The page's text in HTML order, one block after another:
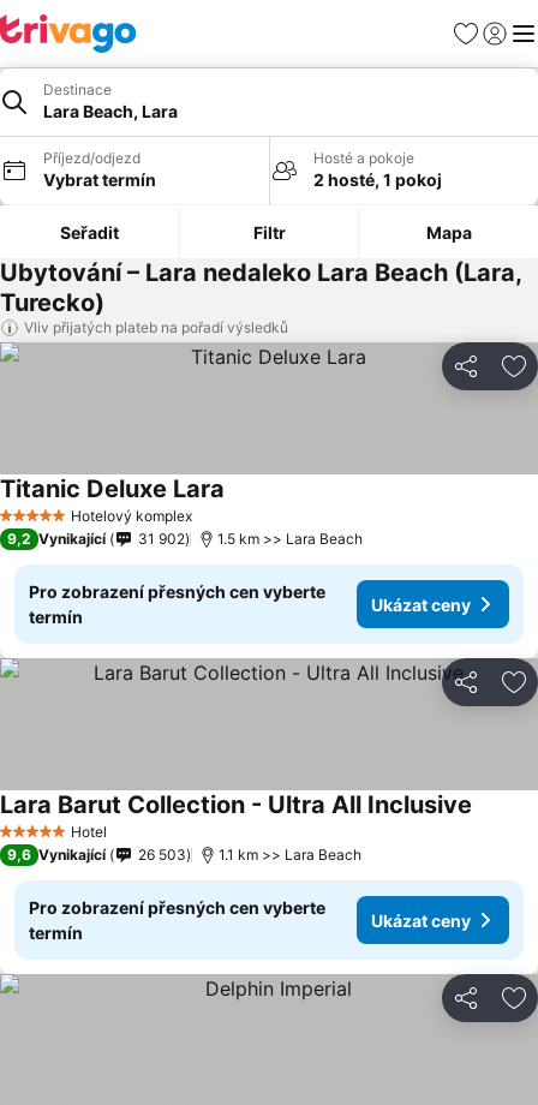
Oblíbené
Destinace
Lara Beach, Lara
Příjezd/odjezd
Vybrat termín
Hosté a pokoje
2 hosté, 1 pokoj
Seřadit Filtr Mapa
Ubytování – Lara nedaleko Lara Beach (Lara,
Turecko)
Vliv přijatých plateb na pořadí výsledků
Sdílet
5 Počet hvězdičekHotelový komplex
Titanic Deluxe Lara
9,2 Vynikající 31 902 1.5 km >> Lara Beach
Pro zobrazení přesných cen vyberte
termín
Ukázat ceny
Sdílet
5 Počet hvězdiček
Hotel
Lara Barut Collection - Ultra All Inclusive
9,6 Vynikající 26 503 1.1 km >> Lara Beach
Pro zobrazení přesných cen vyberte
termín
Ukázat ceny
Sdílet